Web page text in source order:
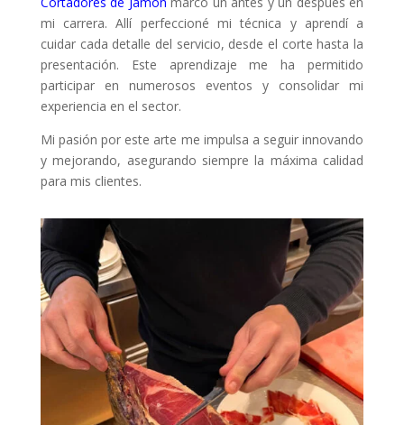
mi carrera. Allí perfeccioné mi técnica y aprendí a
cuidar cada detalle del servicio, desde el corte hasta la
presentación. Este aprendizaje me ha permitido
participar en numerosos eventos y consolidar mi
experiencia en el sector.
Mi pasión por este arte me impulsa a seguir innovando
y mejorando, asegurando siempre la máxima calidad
para mis clientes.